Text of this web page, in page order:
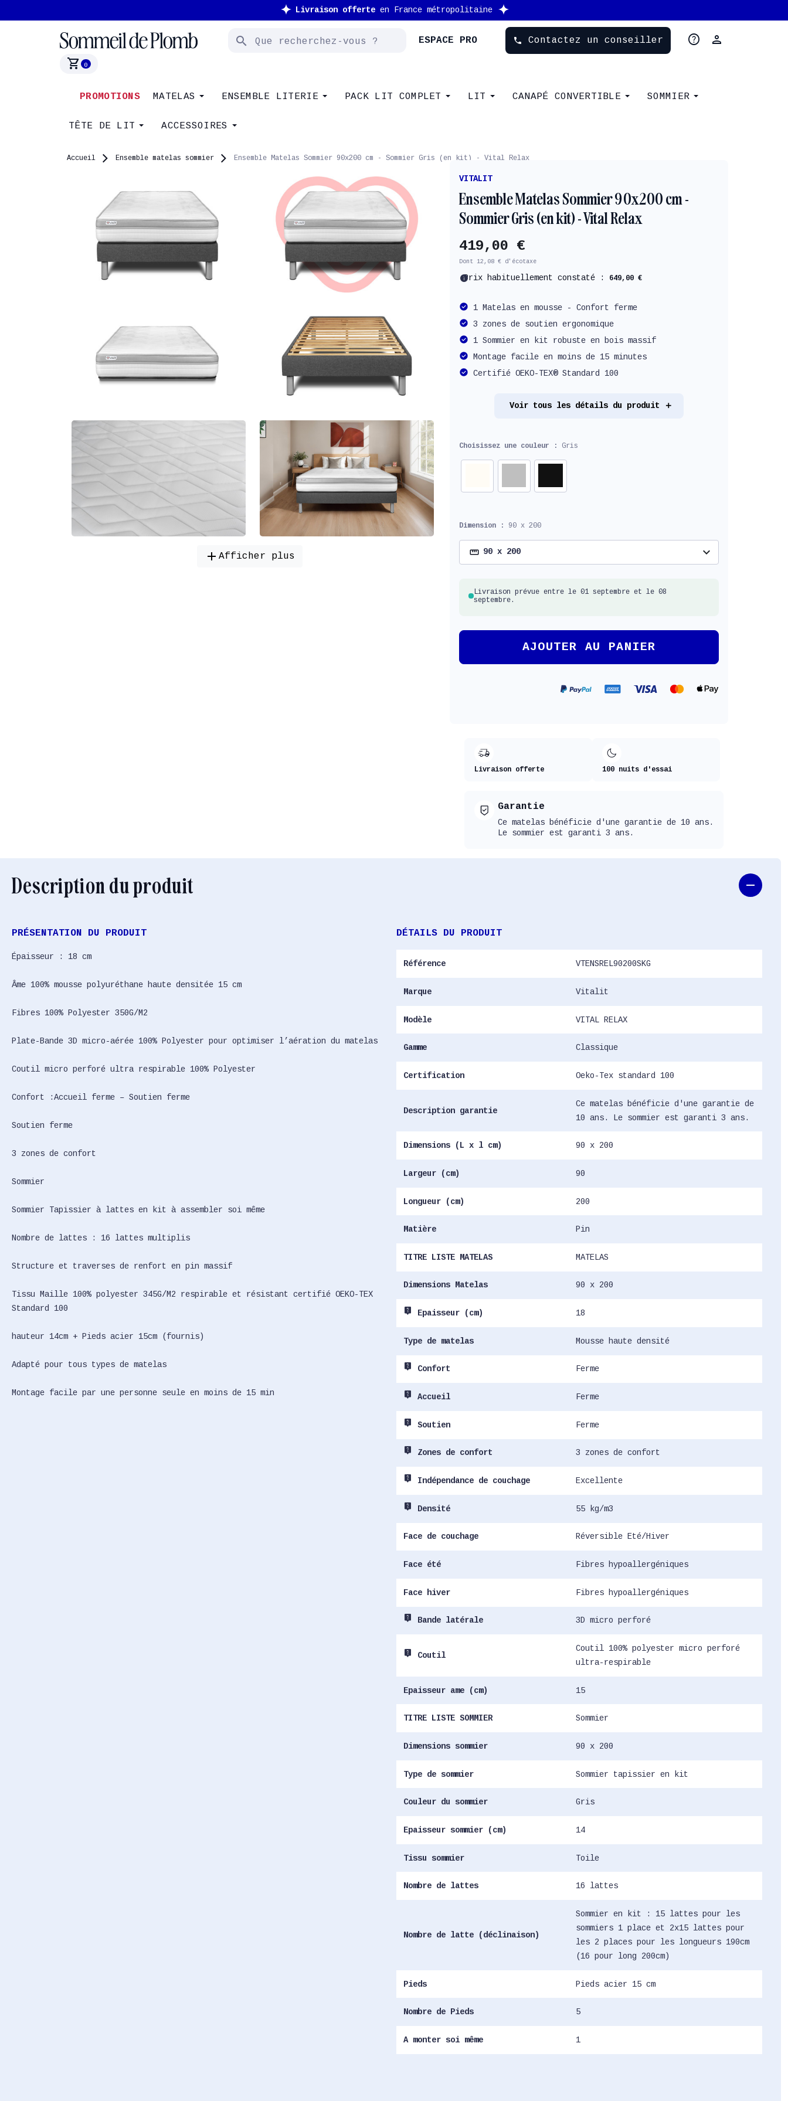
Nouveau client : -10% supplémentaire avec le code
ESPACE PRO phone Contactez un conseiller help
search
person
shopping_cart
0
PROMOTIONS MATELAS ENSEMBLE LITERIE PACK LIT COMPLET LIT CANAPÉ CONVERTIBLE SOMMIER
TÊTE DE LIT ACCESSOIRES
Accueil Ensemble matelas sommier Ensemble Matelas Sommier 90x200 cm - Sommier Gris (en kit) - Vital Relax
add Afficher plus
VITALIT
Ensemble Matelas Sommier 90x200 cm -
Sommier Gris (en kit) - Vital Relax
419,00 €
Dont 12,08 € d'écotaxe
infoPrix habituellement constaté : 649,00 €
1 Matelas en mousse - Confort ferme
3 zones de soutien ergonomique
1 Sommier en kit robuste en bois massif
Montage facile en moins de 15 minutes
Certifié OEKO-TEX® Standard 100
Voir tous les détails du produit
Choisissez une couleur : Gris
Dimension : 90 x 200
90 x 200 expand_more
Livraison prévue entre le 01 septembre et le 08
septembre.
AJOUTER AU PANIER
Livraison offerte 100 nuits d'essai
Garantie
Ce matelas bénéficie d'une garantie de 10 ans.
Le sommier est garanti 3 ans.
Description du produit
PRÉSENTATION DU PRODUIT
Épaisseur : 18 cm
Âme 100% mousse polyuréthane haute densitée 15 cm
Fibres 100% Polyester 350G/M2
Plate-Bande 3D micro-aérée 100% Polyester pour optimiser l’aération du matelas
Coutil micro perforé ultra respirable 100% Polyester
Confort :Accueil ferme – Soutien ferme
Soutien ferme
3 zones de confort
Sommier
Sommier Tapissier à lattes en kit à assembler soi même
Nombre de lattes : 16 lattes multiplis
Structure et traverses de renfort en pin massif
Tissu Maille 100% polyester 345G/M2 respirable et résistant certifié OEKO-TEX
Standard 100
hauteur 14cm + Pieds acier 15cm (fournis)
Adapté pour tous types de matelas
Montage facile par une personne seule en moins de 15 min
DÉTAILS DU PRODUIT
Référence VTENSREL90200SKG
Marque Vitalit
Modèle VITAL RELAX
Gamme Classique
Certification Oeko-Tex standard 100
Description garantie
Ce matelas bénéficie d'une garantie de
10 ans. Le sommier est garanti 3 ans.
Dimensions (L x l cm) 90 x 200
Largeur (cm) 90
Longueur (cm) 200
Matière Pin
TITRE LISTE MATELAS MATELAS
Dimensions Matelas 90 x 200
live_help Epaisseur (cm) 18
Type de matelas Mousse haute densité
live_help Confort Ferme
live_help Accueil Ferme
live_help Soutien Ferme
live_help Zones de confort 3 zones de confort
live_help Indépendance de couchage Excellente
live_help Densité 55 kg/m3
Face de couchage Réversible Eté/Hiver
Face été Fibres hypoallergéniques
Face hiver Fibres hypoallergéniques
live_help Bande latérale 3D micro perforé
live_help Coutil
Coutil 100% polyester micro perforé
ultra-respirable
Epaisseur ame (cm) 15
TITRE LISTE SOMMIER Sommier
Dimensions sommier 90 x 200
Type de sommier Sommier tapissier en kit
Couleur du sommier Gris
Epaisseur sommier (cm) 14
Tissu sommier Toile
Nombre de lattes 16 lattes
Nombre de latte (déclinaison)
Sommier en kit : 15 lattes pour les
sommiers 1 place et 2x15 lattes pour
les 2 places pour les longueurs 190cm
(16 pour long 200cm)
Pieds Pieds acier 15 cm
Nombre de Pieds 5
A monter soi même 1